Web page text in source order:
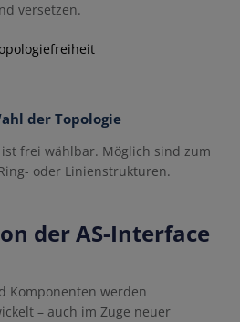
versetzen.
der Topologie
frei wählbar. Möglich sind zum
oder Linienstrukturen.
der AS-Interface
Komponenten werden
– auch im Zuge neuer